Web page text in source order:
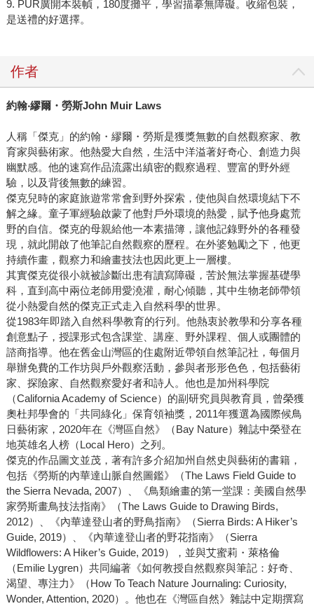
9. PUR廣開本裝幀，180度攤平，學習描摹無障礙。收縮包裝，
是送禮的好選擇。
作者
約翰‧繆爾・勞斯John Muir Laws
人稱「傑克」的約翰・繆爾・勞斯是獲獎無數的自然觀察家、教
育家與藝術家。他熱愛大自然，生活中洋溢著好奇心、創造力與
幽默感。他的速寫作品流露出縝密的觀察過程、豐富的野外經
驗，以及背後無數的練習。
傑克兒時的家庭旅遊常常會到野外探索，使他與自然環境結下不
解之緣。童子軍經驗啟蒙了他對戶外環境的熱愛，賦予他身處荒
野的自信。傑克的母親給他一本素描簿，讓他記錄野外的各種發
現，就此開啟了他筆記自然觀察的歷程。在外婆勉勵之下，他更
持續作畫，觀察力和繪畫技法也因此更上一層樓。
其實傑克從很小就被診斷出患有讀寫障礙，苦於無法掌握基礎學
科，直到高中兩位老師用愛澆灌，耐心傾聽，其中生物老師帶領
從小熱愛自然的傑克正式走入自然科學的世界。
從1983年即踏入自然科學教育的行列。他熱衷於教學和分享各種
創意點子，授課形式包含課堂、講座、野外課程、個人或團體的
諮商指導。他在舊金山灣區的住處附近帶領自然筆記社，每個月
舉辦免費的工作坊與戶外觀察活動，參與者形形色色，包括藝術
家、探險家、自然觀察愛好者和詩人。他也是加州科學院
（California Academy of Science）的副研究員與教育員，曾榮獲
奧杜邦學會的「共同綠化」保育領袖獎，2011年獲選為國際候鳥
日藝術家，2020年在《灣區自然》（Bay Nature）雜誌中榮登在
地英雄名人榜（Local Hero）之列。
傑克的作品圖文並茂，著有許多介紹加州自然史與藝術的書籍，
包括《勞斯的內華達山脈自然圖鑑》（The Laws Field Guide to
the Sierra Nevada, 2007）、《鳥類繪畫的第一堂課：美國自然學
家勞斯畫鳥技法指南》（The Laws Guide to Drawing Birds,
2012）、《內華達登山者的野鳥指南》（Sierra Birds: A Hiker’s
Guide, 2019）、《內華達登山者的野花指南》（Sierra
Wildflowers: A Hiker’s Guide, 2019），並與艾蜜莉・萊格倫
（Emilie Lygren）共同編著《如何教授自然觀察與筆記：好奇、
渴望、專注力》（How To Teach Nature Journaling: Curiosity,
Wonder, Attention, 2020）。他也在《灣區自然》雜誌中定期撰寫